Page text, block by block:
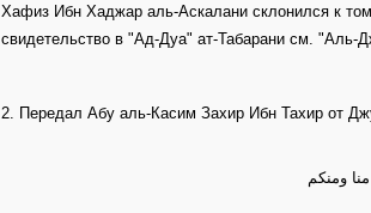
Хафиз Ибн Хаджар аль-Аскалани склонился к
свидетельство в "Ад-Дуа" ат-Табарани см. "Аль-
2. Передал Абу аль-Касим Захир Ибн Тахир от
ومنكم